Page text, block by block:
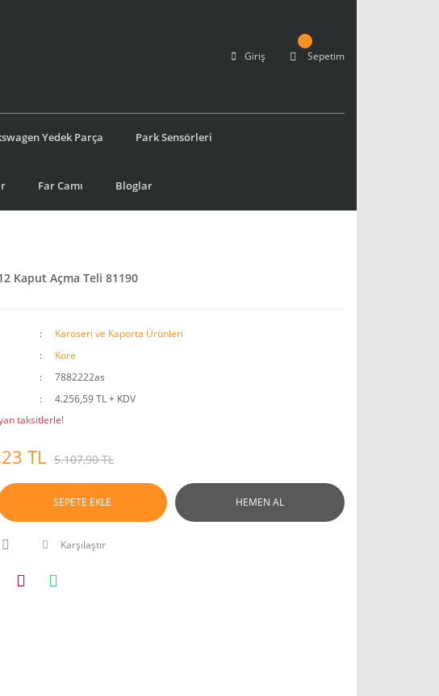
Giriş Sepetim
Yedek Parça Park Sensörleri
Far Camı Bloglar
Kaput Açma Teli 81190
Karoseri ve Kaporta Ürünleri
Kore
7882222as
4.256,59 TL + KDV
taksitlerle!
TL 5.107,90 TL
SEPETE EKLE HEMEN AL
Karşılaştır